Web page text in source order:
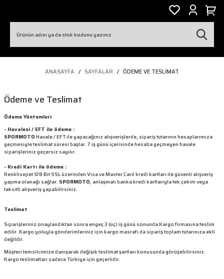
ANASAYFA SAYFALAR ÖDEME VE TESLIMAT
Ödeme ve Teslimat
Ödeme Yöntemleri
- Havalesi / EFT ile ödeme :
SPORMOTOHavale / EFT ile yapacağınız alışverişlerde, sipariş tutarının hesaplarımıza
geçmesiyle teslimat süresi başlar. 7 iş günü içerisinde hesaba geçmeyen havale
siparişleriniz geçersiz sayılır.
- Kredi Kartı ile ödeme :
Renklisepet 128 Bit SSL üzerinden Visa ve Master Card kredi kartları ile güvenli alışveriş
yapma olanağı sağlar. SPORMOTO, anlaşmalı banka kredi kartlarıyla tek çekim veya
taksitli alışveriş yapabilirsiniz.
Teslimat
Siparişleriniz onaylandıktan sonra engeç 3 (üç) iş günü sonunda Kargo firmasına teslim
edilir. Kargo yoluyla gönderimleriniz için kargo masrafı da sipariş toplam tutarınıza ekli
değildir.
Müşteri temsilcimize danışarak değişik teslimat şartları konusunda görüşebilirsiniz.
Kargo teslimatları sadece Türkiye için geçerlidir.